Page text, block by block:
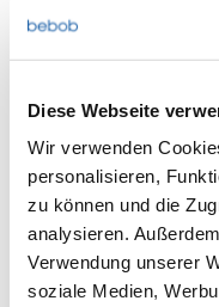
Diese Webseite
Wir verwenden
personalisieren,
zu können und die
analysieren.
Verwendung unserer
soziale Medien,